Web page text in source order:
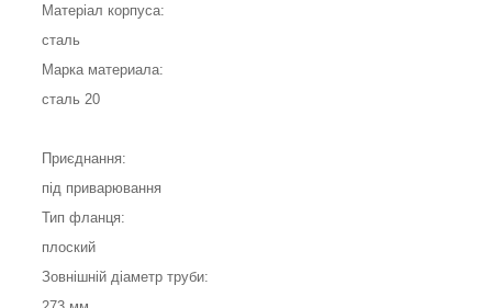
Матеріал корпуса:
сталь
Марка материала:
сталь 20
Приєднання:
під приварювання
Тип фланця:
плоский
Зовнішній діаметр труби: